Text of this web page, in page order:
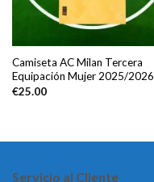
Camiseta AC Milan Tercera
Equipación Mujer 2025/2026
€25.00
Servicio al Cliente